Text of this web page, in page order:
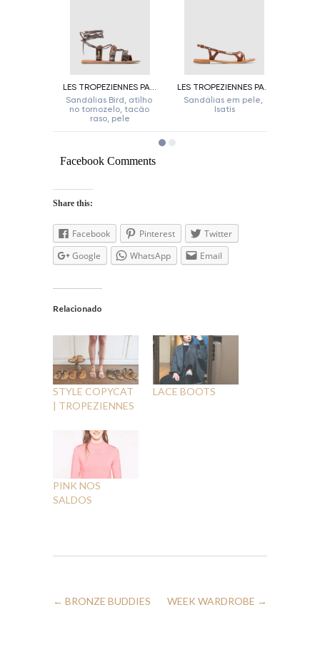
Facebook Comments
Share this:
Facebook Pinterest
Twitter
Google
WhatsApp Email
Relacionado
STYLE COPYCAT
| TROPEZIENNES
LACE BOOTS
PINK NOS
SALDOS
← BRONZE BUDDIES WEEK WARDROBE →